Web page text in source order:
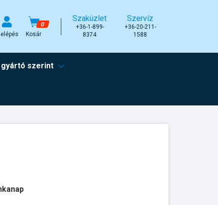
0
Kosár
Szaküzlet
+36-1-899-
8374
Szervíz
+36-20-211-
1588
szerint